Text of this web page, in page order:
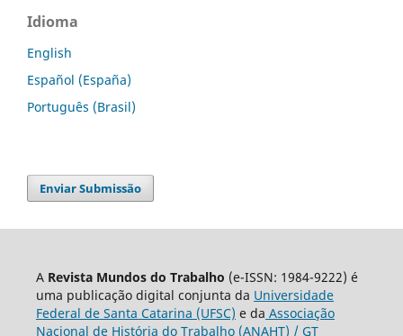
Idioma
English
Español (España)
Português (Brasil)
Enviar Submissão
A Revista Mundos do Trabalho (e-ISSN: 1984-9222) é
uma publicação digital conjunta da Universidade
Federal de Santa Catarina (UFSC) e da Associação
Nacional de História do Trabalho (ANAHT) / GT